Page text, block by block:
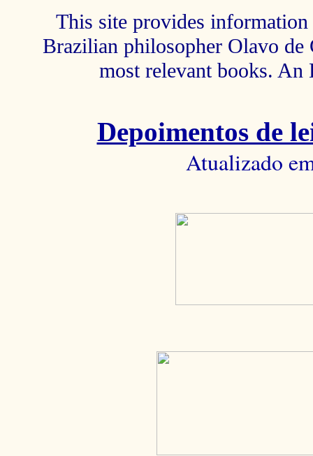
This site provides
Brazilian philosopher Olavo de
most relevant books.
Depoimentos de
Atualizado